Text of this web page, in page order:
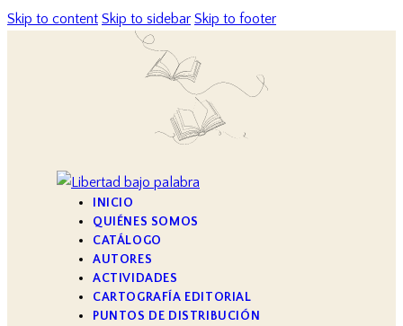
Skip to content Skip to sidebar Skip to footer
INICIO
QUIÉNES SOMOS
CATÁLOGO
AUTORES
ACTIVIDADES
CARTOGRAFÍA EDITORIAL
PUNTOS DE DISTRIBUCIÓN